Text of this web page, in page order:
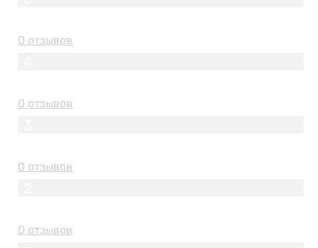
0 отзывов
0 отзывов
0 отзывов
0 отзывов